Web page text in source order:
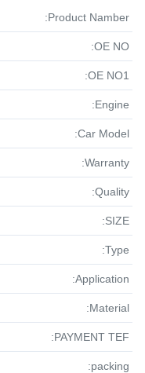
Product Namber:
OE NO:
OE NO1:
Engine:
Car Model:
Warranty:
Quality:
SIZE:
Type:
Application:
Material:
PAYMENT TEF:
packing: